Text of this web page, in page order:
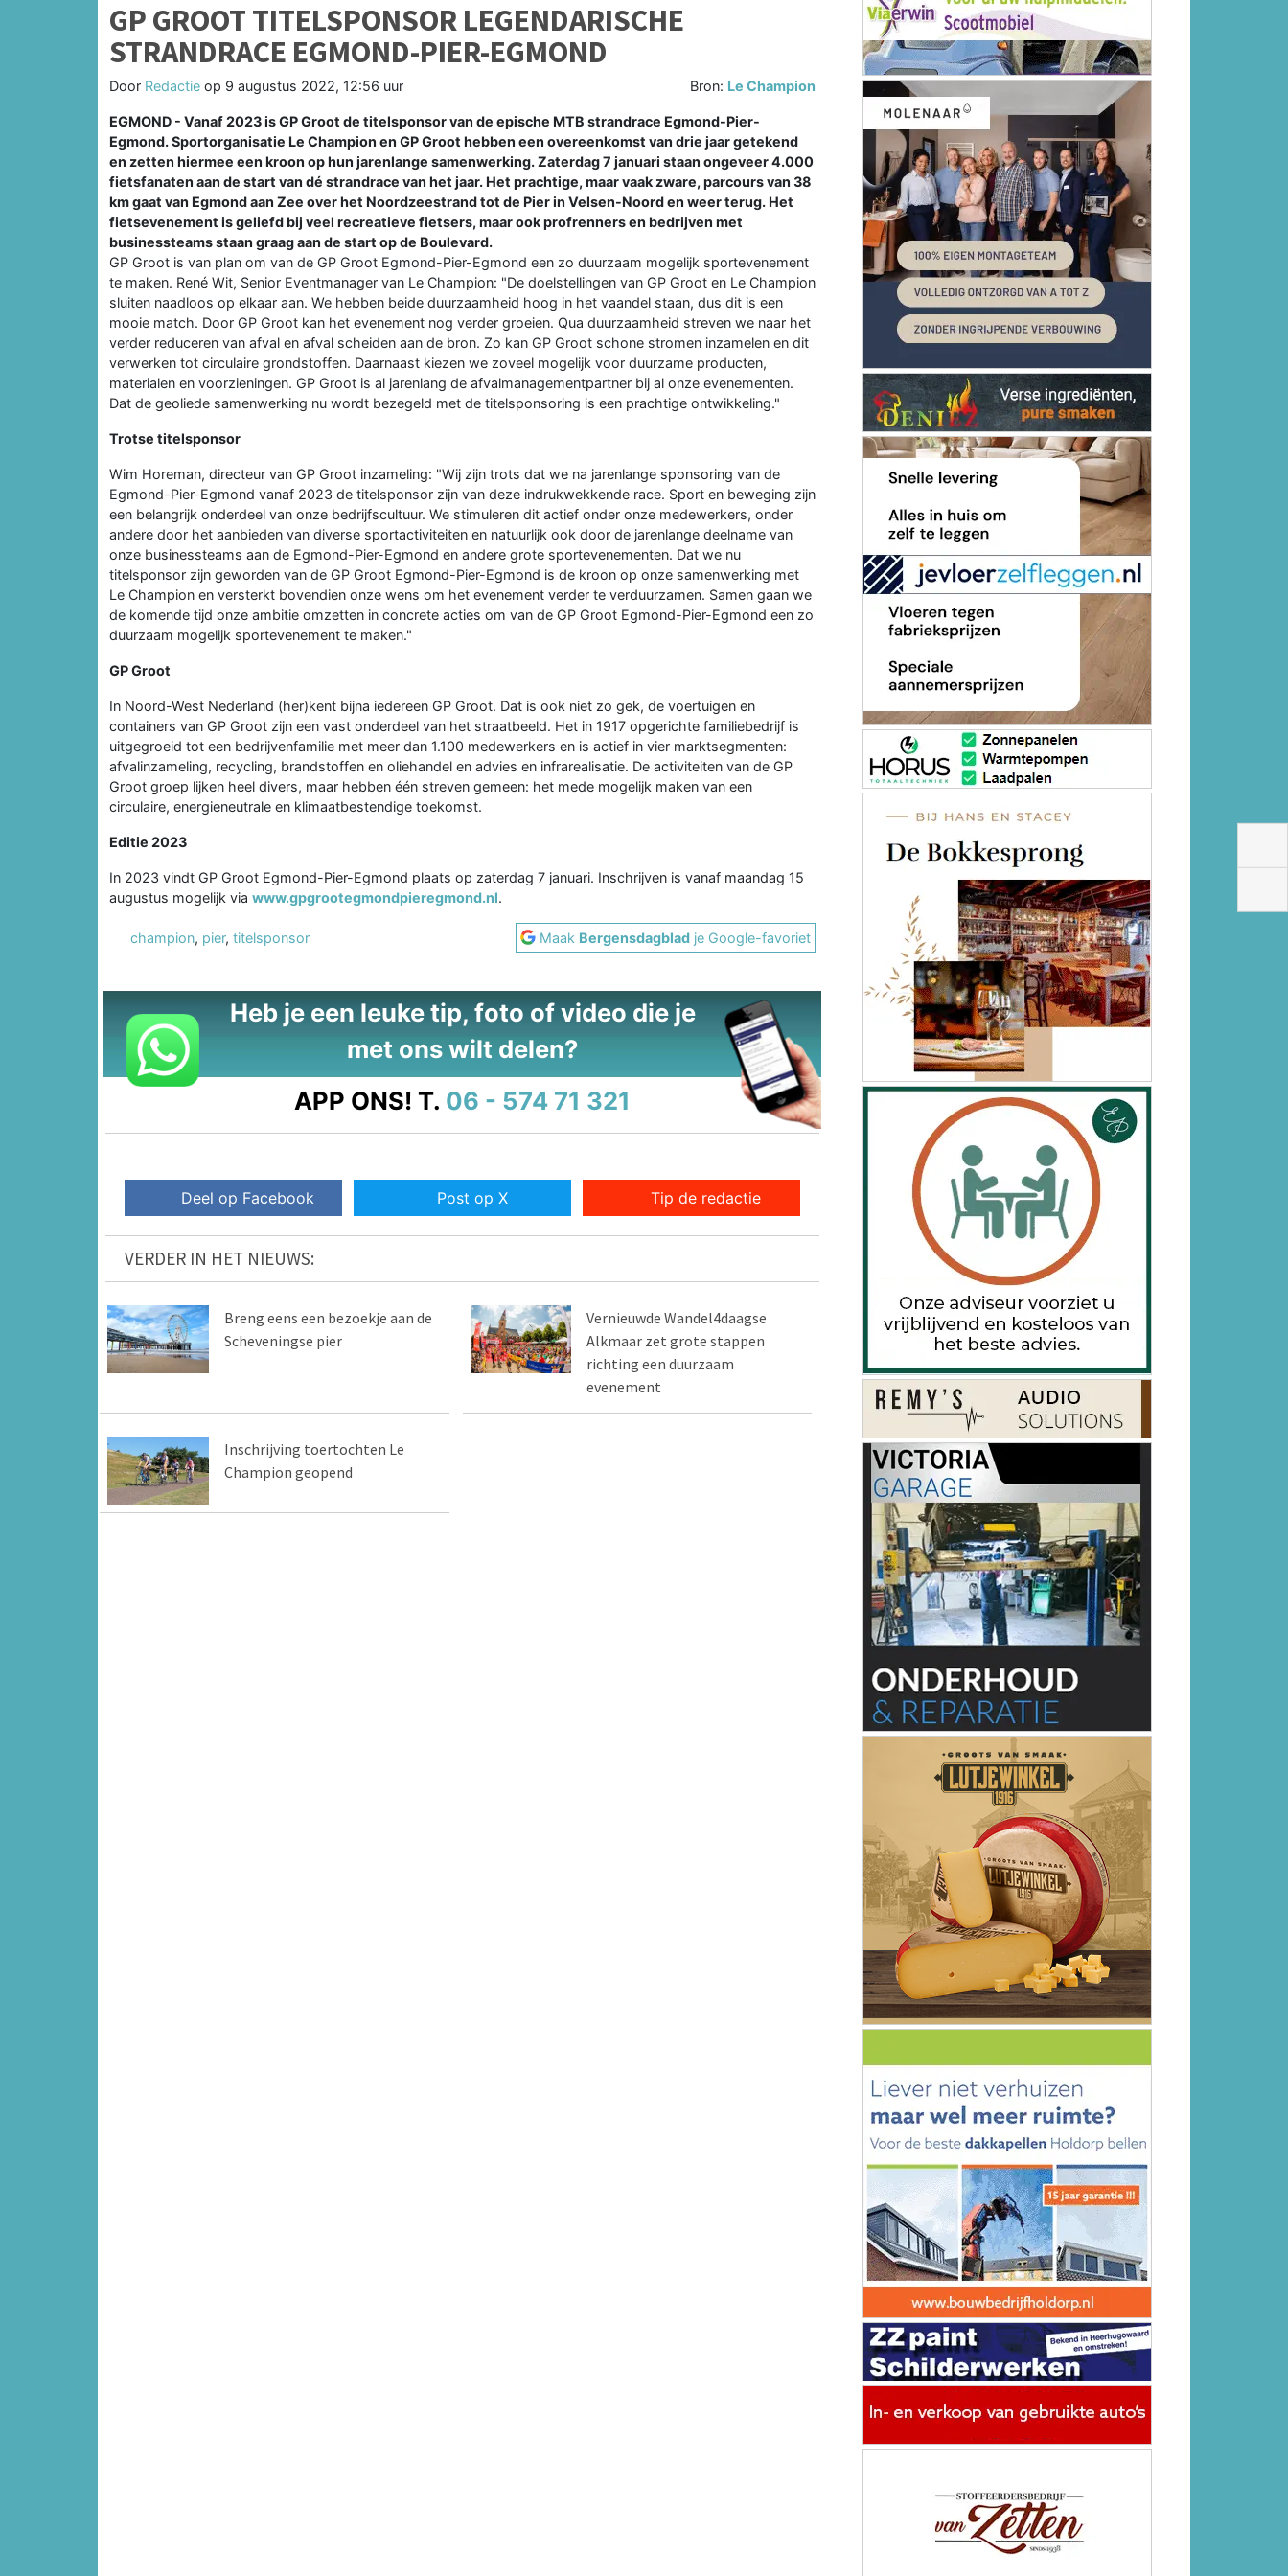
GP GROOT TITELSPONSOR LEGENDARISCHE
STRANDRACE EGMOND-PIER-EGMOND
Door Redactie op 9 augustus 2022, 12:56 uur Bron: Le Champion
EGMOND - Vanaf 2023 is GP Groot de titelsponsor van de epische MTB strandrace Egmond-Pier-
Egmond. Sportorganisatie Le Champion en GP Groot hebben een overeenkomst van drie jaar getekend
en zetten hiermee een kroon op hun jarenlange samenwerking. Zaterdag 7 januari staan ongeveer 4.000
fietsfanaten aan de start van dé strandrace van het jaar. Het prachtige, maar vaak zware, parcours van 38
km gaat van Egmond aan Zee over het Noordzeestrand tot de Pier in Velsen-Noord en weer terug. Het
fietsevenement is geliefd bij veel recreatieve fietsers, maar ook profrenners en bedrijven met
businessteams staan graag aan de start op de Boulevard.
GP Groot is van plan om van de GP Groot Egmond-Pier-Egmond een zo duurzaam mogelijk sportevenement
te maken. René Wit, Senior Eventmanager van Le Champion: "De doelstellingen van GP Groot en Le Champion
sluiten naadloos op elkaar aan. We hebben beide duurzaamheid hoog in het vaandel staan, dus dit is een
mooie match. Door GP Groot kan het evenement nog verder groeien. Qua duurzaamheid streven we naar het
verder reduceren van afval en afval scheiden aan de bron. Zo kan GP Groot schone stromen inzamelen en dit
verwerken tot circulaire grondstoffen. Daarnaast kiezen we zoveel mogelijk voor duurzame producten,
materialen en voorzieningen. GP Groot is al jarenlang de afvalmanagementpartner bij al onze evenementen.
Dat de geoliede samenwerking nu wordt bezegeld met de titelsponsoring is een prachtige ontwikkeling."
Trotse titelsponsor
Wim Horeman, directeur van GP Groot inzameling: "Wij zijn trots dat we na jarenlange sponsoring van de
Egmond-Pier-Egmond vanaf 2023 de titelsponsor zijn van deze indrukwekkende race. Sport en beweging zijn
een belangrijk onderdeel van onze bedrijfscultuur. We stimuleren dit actief onder onze medewerkers, onder
andere door het aanbieden van diverse sportactiviteiten en natuurlijk ook door de jarenlange deelname van
onze businessteams aan de Egmond-Pier-Egmond en andere grote sportevenementen. Dat we nu
titelsponsor zijn geworden van de GP Groot Egmond-Pier-Egmond is de kroon op onze samenwerking met
Le Champion en versterkt bovendien onze wens om het evenement verder te verduurzamen. Samen gaan we
de komende tijd onze ambitie omzetten in concrete acties om van de GP Groot Egmond-Pier-Egmond een zo
duurzaam mogelijk sportevenement te maken."
GP Groot
In Noord-West Nederland (her)kent bijna iedereen GP Groot. Dat is ook niet zo gek, de voertuigen en
containers van GP Groot zijn een vast onderdeel van het straatbeeld. Het in 1917 opgerichte familiebedrijf is
uitgegroeid tot een bedrijvenfamilie met meer dan 1.100 medewerkers en is actief in vier marktsegmenten:
afvalinzameling, recycling, brandstoffen en oliehandel en advies en infrarealisatie. De activiteiten van de GP
Groot groep lijken heel divers, maar hebben één streven gemeen: het mede mogelijk maken van een
circulaire, energieneutrale en klimaatbestendige toekomst.
Editie 2023
In 2023 vindt GP Groot Egmond-Pier-Egmond plaats op zaterdag 7 januari. Inschrijven is vanaf maandag 15
augustus mogelijk via www.gpgrootegmondpieregmond.nl.
champion, pier, titelsponsor Maak Bergensdagblad je Google-favoriet
Heb je een leuke tip, foto of video die je
met ons wilt delen?
APP ONS! T. 06 - 574 71 321
Deel op Facebook Post op X Tip de redactie
VERDER IN HET NIEUWS:
Breng eens een bezoekje aan de
Scheveningse pier
Vernieuwde Wandel4daagse
Alkmaar zet grote stappen
richting een duurzaam
evenement
Inschrijving toertochten Le
Champion geopend